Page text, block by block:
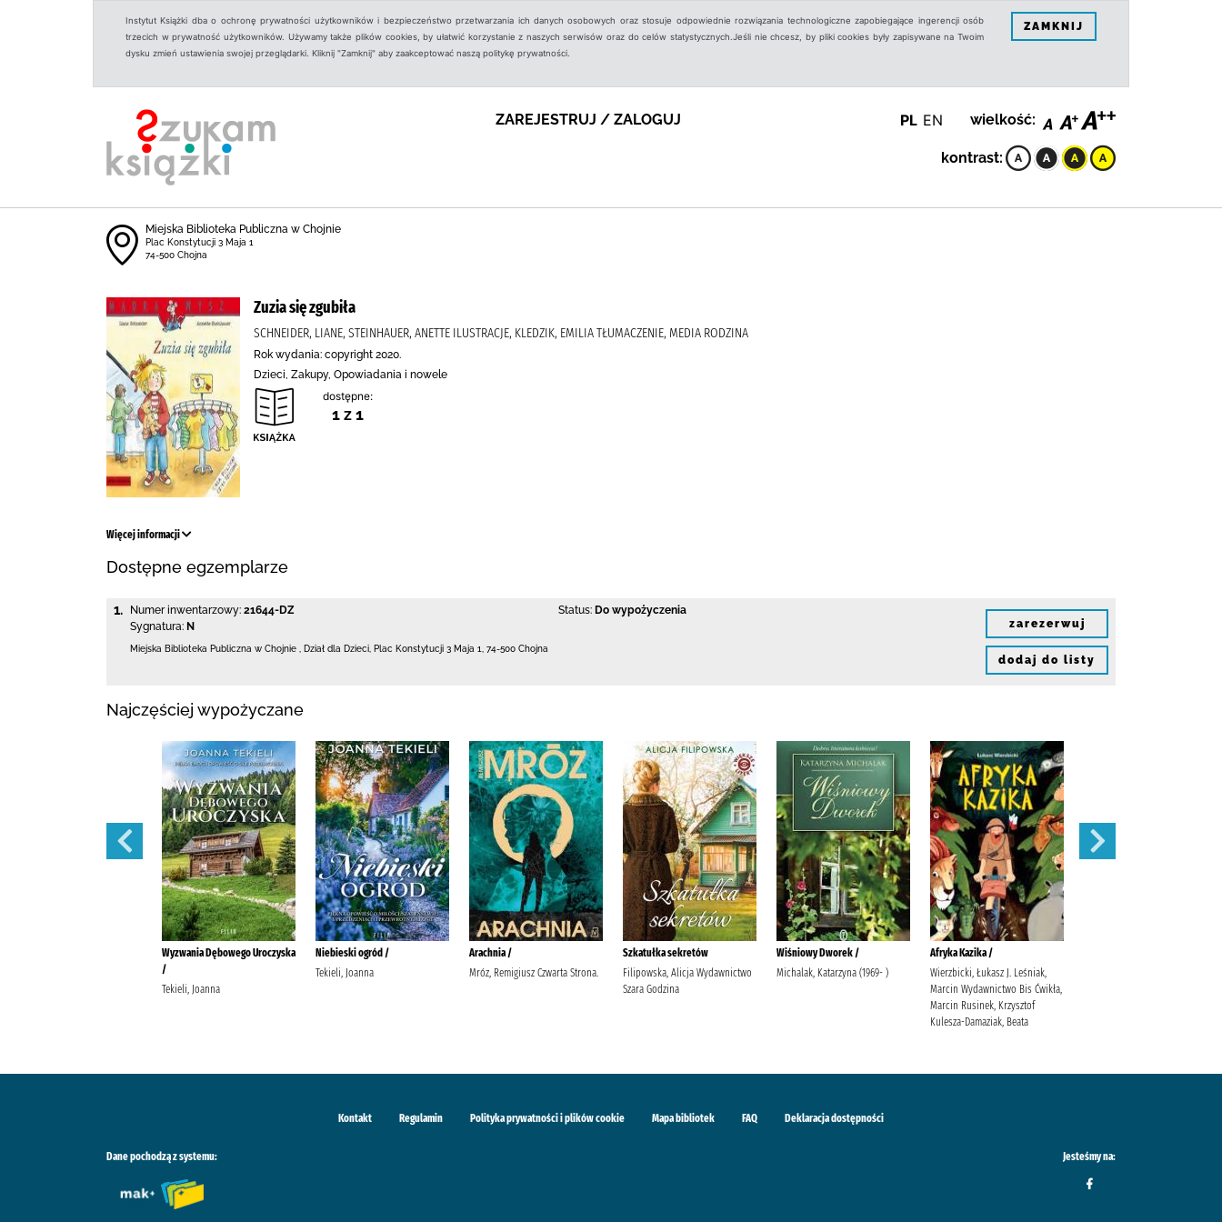
Instytut Książki dba o ochronę prywatności użytkowników i bezpieczeństwo przetwarzania ich danych osobowych oraz stosuje odpowiednie rozwiązania technologiczne zapobiegające ingerencji osób
trzecich w prywatność użytkowników. Używamy także plików cookies, by ułatwić korzystanie z naszych serwisów oraz do celów statystycznych.Jeśli nie chcesz, by pliki cookies były zapisywane na Twoim
dysku zmień ustawienia swojej przeglądarki. Kliknij "Zamknij" aby zaakceptować naszą politykę prywatności.
ZAMKNIJ
ZAREJESTRUJ / ZALOGUJ PL EN wielkość:
kontrast:
Miejska Biblioteka Publiczna w Chojnie
Plac Konstytucji 3 Maja 1
74-500 Chojna
Zuzia się zgubiła
SCHNEIDER, LIANE, STEINHAUER, ANETTE ILUSTRACJE, KLEDZIK, EMILIA TŁUMACZENIE, MEDIA RODZINA
Rok wydania: copyright 2020.
Dzieci, Zakupy, Opowiadania i nowele
dostępne:
1 z 1
Więcej informacji
Dostępne egzemplarze
1. Numer inwentarzowy: 21644-DZ
Sygnatura: N
Status: Do wypożyczenia
Miejska Biblioteka Publiczna w Chojnie Dział dla Dzieci, Plac Konstytucji 3 Maja 1 74-500 Chojna
zarezerwuj
dodaj do listy
Najczęściej wypożyczane
Wyzwania Dębowego Uroczyska
/
Tekieli, Joanna
Niebieski ogród /
Tekieli, Joanna
Arachnia /
Mróz, Remigiusz Czwarta Strona.
Szkatułka sekretów
Filipowska, Alicja Wydawnictwo
Szara Godzina
Wiśniowy Dworek /
Michalak, Katarzyna (1969- )
Afryka Kazika /
Wierzbicki, Łukasz J. Leśniak,
Marcin Wydawnictwo Bis Ćwikła,
Marcin Rusinek, Krzysztof
Kulesza-Damaziak, Beata
Kontakt Regulamin Polityka prywatności i plików cookie Mapa bibliotek FAQ Deklaracja dostępności
Dane pochodzą z systemu: Jesteśmy na: